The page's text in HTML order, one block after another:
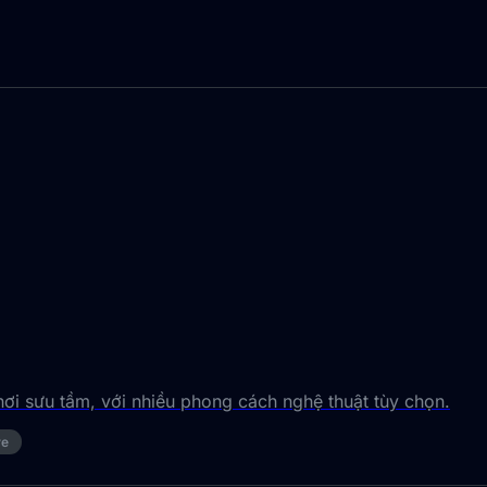
sưu tầm, với nhiều phong cách nghệ thuật tùy chọn.